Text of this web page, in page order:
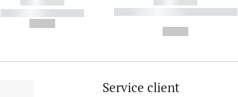
----------- -----------
----------- ----------- ----------
Service client